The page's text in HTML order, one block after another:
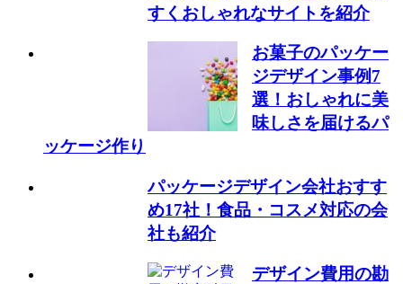
すくおしゃれなサイトを紹介
お菓子のパッケー
ジデザイン事例7
選！おしゃれに美
味しさを届けるパ
ッケージ作り
パッケージデザイン会社おすす
め17社！食品・コスメ対応の会
社も紹介
デザイン費用の勘